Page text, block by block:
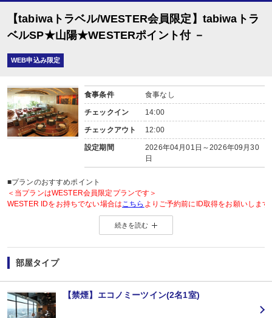
【tabiwaトラベル/WESTER会員限定】tabiwaトラ
ベルSP★山陽★WESTERポイント付 －
WEB申込み限定
食事条件 食事なし
チェックイン 14:00
チェックアウト 12:00
設定期間
2026年04月01日～2026年09月30
日
■プランのおすすめポイント
＜当プランはWESTER会員限定プランです＞
WESTER IDをお持ちでない場合はこちら よりご予約前にID取得をお願いします
◆WESTER会員様に「もらってうれしい」WESTERポイント2倍◆
＜WESTERポイントについて＞
旅行プラン利用分のWESTERポイント(通常)と同数分のWESTERポイント(期
WESTERポイント(期間・用途限定)は、ご旅行出発月の翌々月初旬の付与(予
WESTERポイントの後付けはできません。
旅行プランをお申し込み後、予約内容変更・人数変更・キャンセルされた場合
おとな・こども共、有料人員の方がポイント対象です。（添寝幼児は対象外）
続きを読む
部屋タイプ
【禁煙】エコノミーツイン(2名1室)